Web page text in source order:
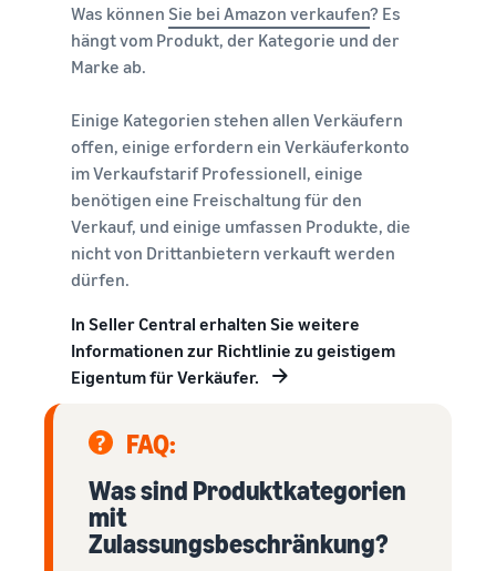
Was können Sie bei Amazon verkaufen? Es
hängt vom Produkt, der Kategorie und der
Marke ab.
Einige Kategorien stehen allen Verkäufern
offen, einige erfordern ein Verkäuferkonto
im Verkaufstarif Professionell, einige
benötigen eine Freischaltung für den
Verkauf, und einige umfassen Produkte, die
nicht von Drittanbietern verkauft werden
dürfen.
In Seller Central erhalten Sie weitere
Informationen zur Richtlinie zu geistigem
Eigentum für Verkäufer.
FAQ:
Was sind Produktkategorien
mit
Zulassungsbeschränkung?